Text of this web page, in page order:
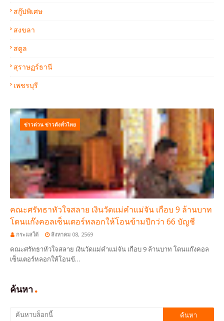
สกู๊ปพิเศษ
สงขลา
สตูล
สุราษฏร์ธานี
เพชรบุรี
ข่าวด่วน ข่าวดังทั่วไทย
คณะศรัทธาหัวใจสลาย เงินวัดแม่คำแม่จัน เกือบ 9 ล้านบาท
โดนแก๊งคอลเซ็นเตอร์หลอกให้โอนข้ามปีกว่า 66 บัญชี
กระแสใต้ สิงหาคม 08, 2569
คณะศรัทธาหัวใจสลาย เงินวัดแม่คำแม่จัน เกือบ 9 ล้านบาท โดนแก๊งคอล
เซ็นเตอร์หลอกให้โอนข้…
ค้นหา